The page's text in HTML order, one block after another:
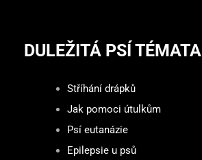
DULEŽITÁ PSÍ TÉMATA
Stříhání drápků
Jak pomoci útulkům
Psí eutanázie
Epilepsie u psů